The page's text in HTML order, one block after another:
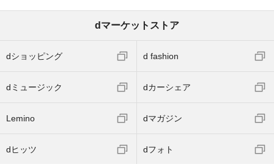
dマーケットストア
dショッピング d fashion
dミュージック dカーシェア
Lemino dマガジン
dヒッツ dフォト